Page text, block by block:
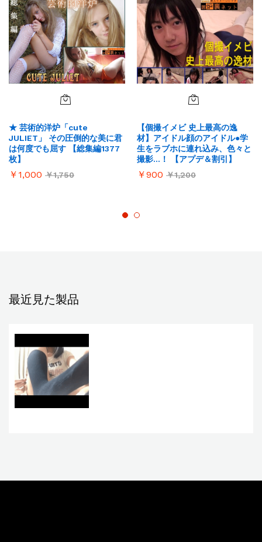
★ 芸術的洋炉「cute
JULIET」 その圧倒的な美に君
は何度でも屈す 【総集編1377
枚】
￥ 1,000 ￥1,750
【個撮イメビ 史上最高の逸
材】アイドル顔のアイドル●学
生をラブホに連れ込み、色々と
撮影…！ 【アプデ＆割引】
￥900 ￥1,200
最近見た製品